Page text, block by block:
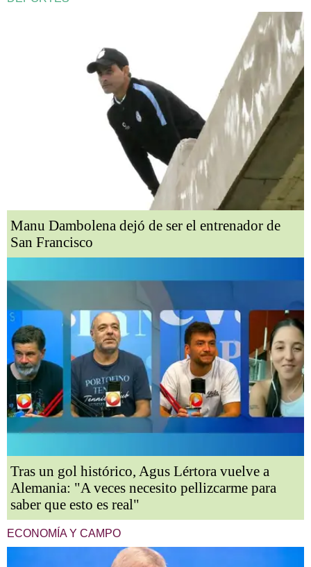
Manu Dambolena dejó de ser el entrenador de
San Francisco
Tras un gol histórico, Agus Lértora vuelve a
Alemania: "A veces necesito pellizcarme para
saber que esto es real"
ECONOMÍA Y CAMPO